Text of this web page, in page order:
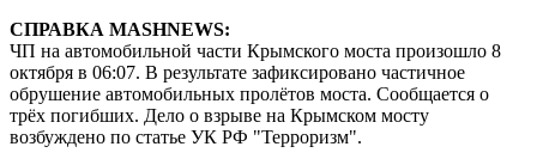
СПРАВКА MASHNEWS:
ЧП на автомобильной части Крымского моста произошло 8
октября в 06:07. В результате зафиксировано частичное
обрушение автомобильных пролётов моста. Сообщается о
трёх погибших. Дело о взрыве на Крымском мосту
возбуждено по статье УК РФ "Терроризм".